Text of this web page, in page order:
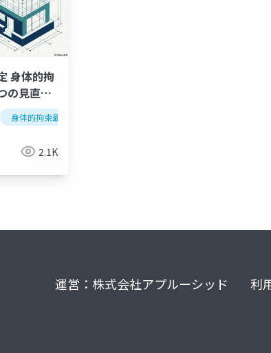
身体的拘
の見直し
身体的拘束最小化
2.1K
運営：株式会社アプルーシッド 利